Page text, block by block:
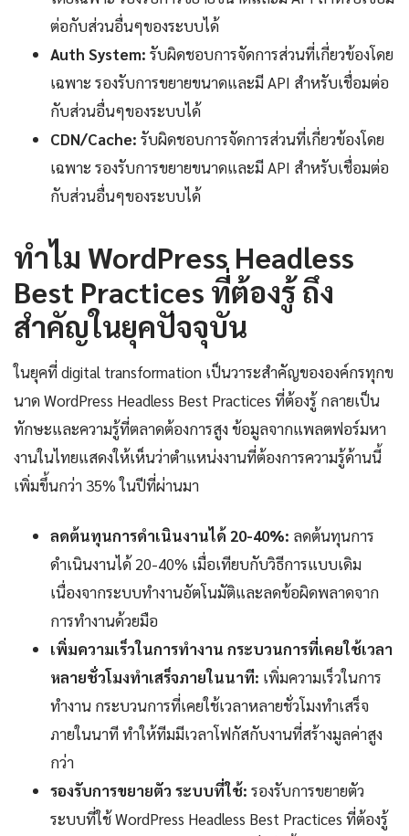
ต่อกับส่วนอื่นๆของระบบได้
Auth System: รับผิดชอบการจัดการส่วนที่เกี่ยวข้องโดย
เฉพาะ รองรับการขยายขนาดและมี API สำหรับเชื่อมต่อ
กับส่วนอื่นๆของระบบได้
CDN/Cache: รับผิดชอบการจัดการส่วนที่เกี่ยวข้องโดย
เฉพาะ รองรับการขยายขนาดและมี API สำหรับเชื่อมต่อ
กับส่วนอื่นๆของระบบได้
ทำไม WordPress Headless
Best Practices ที่ต้องรู้ ถึง
สำคัญในยุคปัจจุบัน
ในยุคที่ digital transformation เป็นวาระสำคัญขององค์กรทุกข
นาด WordPress Headless Best Practices ที่ต้องรู้ กลายเป็น
ทักษะและความรู้ที่ตลาดต้องการสูง ข้อมูลจากแพลตฟอร์มหา
งานในไทยแสดงให้เห็นว่าตำแหน่งงานที่ต้องการความรู้ด้านนี้
เพิ่มขึ้นกว่า 35% ในปีที่ผ่านมา
ลดต้นทุนการดำเนินงานได้ 20-40%: ลดต้นทุนการ
ดำเนินงานได้ 20-40% เมื่อเทียบกับวิธีการแบบเดิม
เนื่องจากระบบทำงานอัตโนมัติและลดข้อผิดพลาดจาก
การทำงานด้วยมือ
เพิ่มความเร็วในการทำงาน กระบวนการที่เคยใช้เวลา
หลายชั่วโมงทำเสร็จภายในนาที: เพิ่มความเร็วในการ
ทำงาน กระบวนการที่เคยใช้เวลาหลายชั่วโมงทำเสร็จ
ภายในนาที ทำให้ทีมมีเวลาโฟกัสกับงานที่สร้างมูลค่าสูง
กว่า
รองรับการขยายตัว ระบบที่ใช้: รองรับการขยายตัว
ระบบที่ใช้ WordPress Headless Best Practices ที่ต้องรู้